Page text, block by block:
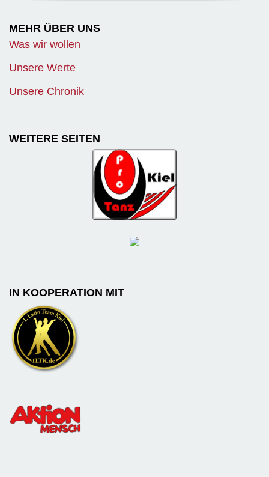
MEHR ÜBER UNS
Was wir wollen
Unsere Werte
Unsere Chronik
WEITERE SEITEN
IN KOOPERATION MIT